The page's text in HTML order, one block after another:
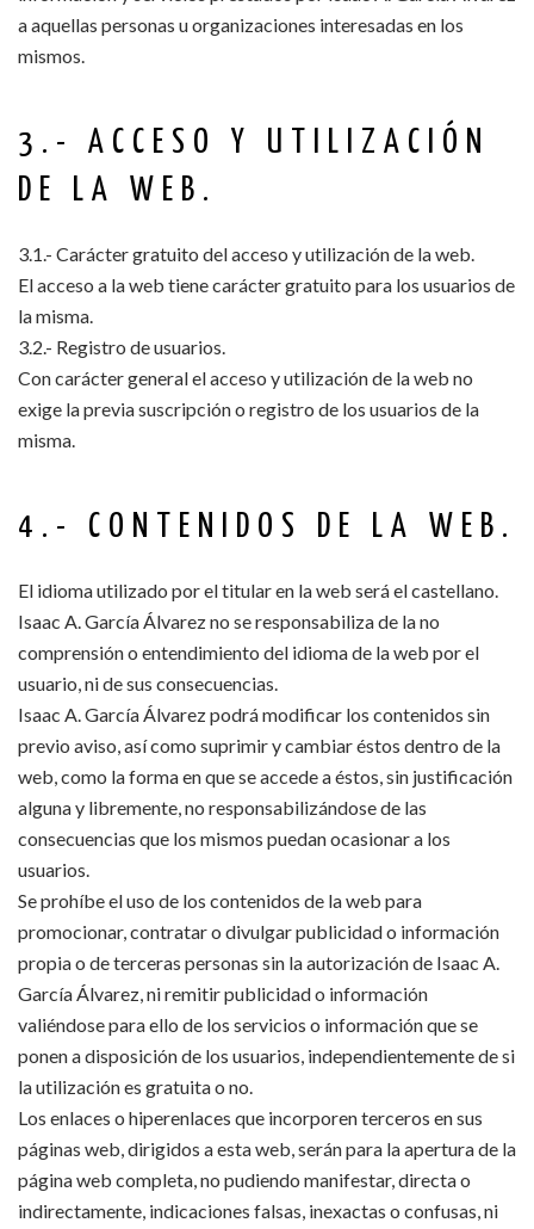
a aquellas personas u organizaciones interesadas en los
mismos.
3.- ACCESO Y UTILIZACIÓN
DE LA WEB.
3.1.- Carácter gratuito del acceso y utilización de la web.
El acceso a la web tiene carácter gratuito para los usuarios de
la misma.
3.2.- Registro de usuarios.
Con carácter general el acceso y utilización de la web no
exige la previa suscripción o registro de los usuarios de la
misma.
4.- CONTENIDOS DE LA WEB.
El idioma utilizado por el titular en la web será el castellano.
Isaac A. García Álvarez no se responsabiliza de la no
comprensión o entendimiento del idioma de la web por el
usuario, ni de sus consecuencias.
Isaac A. García Álvarez podrá modificar los contenidos sin
previo aviso, así como suprimir y cambiar éstos dentro de la
web, como la forma en que se accede a éstos, sin justificación
alguna y libremente, no responsabilizándose de las
consecuencias que los mismos puedan ocasionar a los
usuarios.
Se prohíbe el uso de los contenidos de la web para
promocionar, contratar o divulgar publicidad o información
propia o de terceras personas sin la autorización de Isaac A.
García Álvarez, ni remitir publicidad o información
valiéndose para ello de los servicios o información que se
ponen a disposición de los usuarios, independientemente de si
la utilización es gratuita o no.
Los enlaces o hiperenlaces que incorporen terceros en sus
páginas web, dirigidos a esta web, serán para la apertura de la
página web completa, no pudiendo manifestar, directa o
indirectamente, indicaciones falsas, inexactas o confusas, ni